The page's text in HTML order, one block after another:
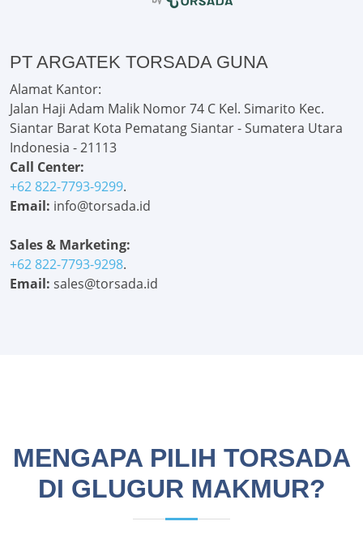
PT ARGATEK TORSADA GUNA
Alamat Kantor:
Jalan Haji Adam Malik Nomor 74 C Kel. Simarito Kec.
Siantar Barat Kota Pematang Siantar - Sumatera Utara
Indonesia - 21113
Call Center:
+62 822-7793-9299.
Email: info@torsada.id
Sales & Marketing:
+62 822-7793-9298.
Email: sales@torsada.id
MENGAPA PILIH TORSADA
DI GLUGUR MAKMUR?